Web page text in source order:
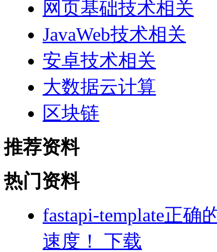
网页基础技术相关
JavaWeb技术相关
安卓技术相关
大数据云计算
区块链
推荐资料
热门资料
fastapi-template正确
速度！ 下载